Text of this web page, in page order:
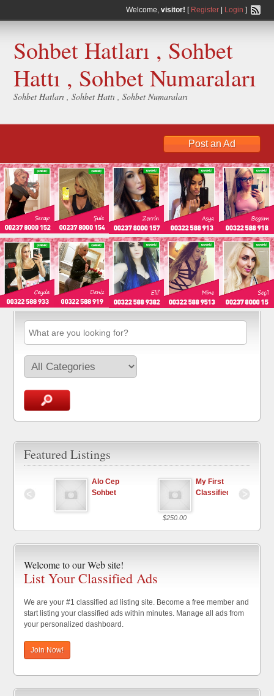
Welcome, visitor! [ Register| Login ]
Sohbet Hatları , Sohbet
Hattı , Sohbet Numaraları
Sohbet Hatları , Sohbet Hattı , Sohbet Numaraları
Post an Ad
Featured Listings
Ad
Alo Cep
Sohbet
$250.00
My First
Classified Ad
Welcome to our Web site!
List Your Classified Ads
We are your #1 classified ad listing site. Become a free member and
start listing your classified ads within minutes. Manage all ads from
your personalized dashboard.
Join Now!